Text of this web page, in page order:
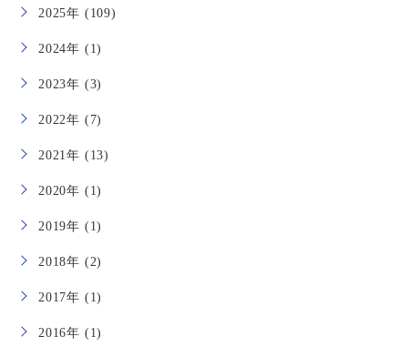
2025年 (109)
2024年 (1)
2023年 (3)
2022年 (7)
2021年 (13)
2020年 (1)
2019年 (1)
2018年 (2)
2017年 (1)
2016年 (1)